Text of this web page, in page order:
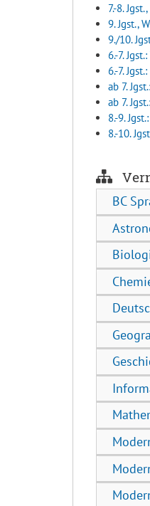
7.-8.
9. Jgst.,
9./10.
6.-7.
6.-7.
ab 7.
ab 7.
8.-9.
8.-10.
BC